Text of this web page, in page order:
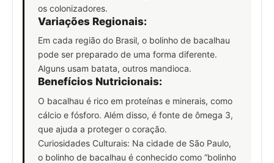
os colonizadores.
Variações Regionais:
Em cada região do Brasil, o bolinho de bacalhau
pode ser preparado de uma forma diferente.
Alguns usam batata, outros mandioca.
Benefícios Nutricionais:
O bacalhau é rico em proteínas e minerais, como
cálcio e fósforo. Além disso, é fonte de ômega 3,
que ajuda a proteger o coração.
Curiosidades Culturais: Na cidade de São Paulo,
o bolinho de bacalhau é conhecido como “bolinho